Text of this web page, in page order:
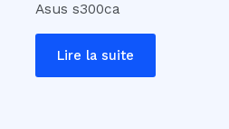
Asus s300ca
Lire la suite